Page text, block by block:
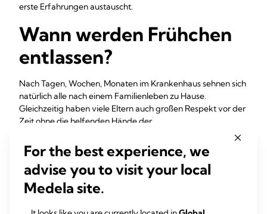
erste Erfahrungen austauscht.
Wann werden Frühchen
entlassen?
Nach Tagen, Wochen, Monaten im Krankenhaus sehnen sich
natürlich alle nach einem Familienleben zu Hause.
Gleichzeitig haben viele Eltern auch großen Respekt vor der
Zeit ohne die helfenden Hände der
Kinderkrankenschwestern. Aber keine Sorge – wenn es so
weit ist, seid ihr längst selbst zu Profis geworden und wisst
sehr genau ganz von allein, was euer Baby benötigt! Doch
wann werden Frühchen aus dem Krankenhaus entlassen? Es
gibt eine Faustregel, nach der gesunde Frühchen
errechneten Geburtstermin herum nach Hause
For the best experience, we
advise you to visit your local
Medela site.